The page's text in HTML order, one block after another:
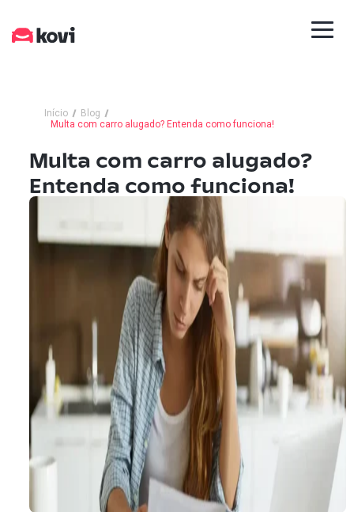
Início
Blog
Multa com carro alugado? Entenda como funciona!
Multa com carro alugado?
Entenda como funciona!